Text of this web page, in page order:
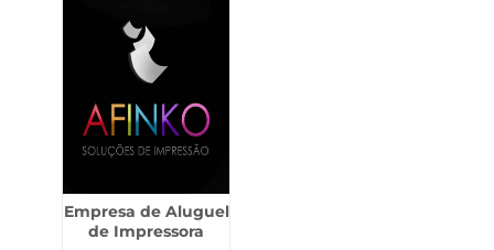
Empresa de Aluguel
de Impressora